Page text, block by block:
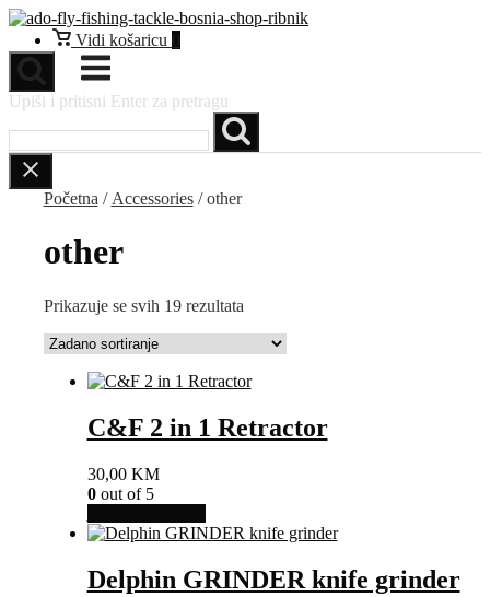
Preskoči
sadržaj
Vidi
košaricu
Vidi košaricu
Izbornik
Upiši i pritisni Enter za pretragu
Početna / Accessories/ other
other
Prikazuje se svih 19 rezultata
C&F 2 in 1 Retractor
30,00 KM
0out of 5
Delphin GRINDER knife grinder